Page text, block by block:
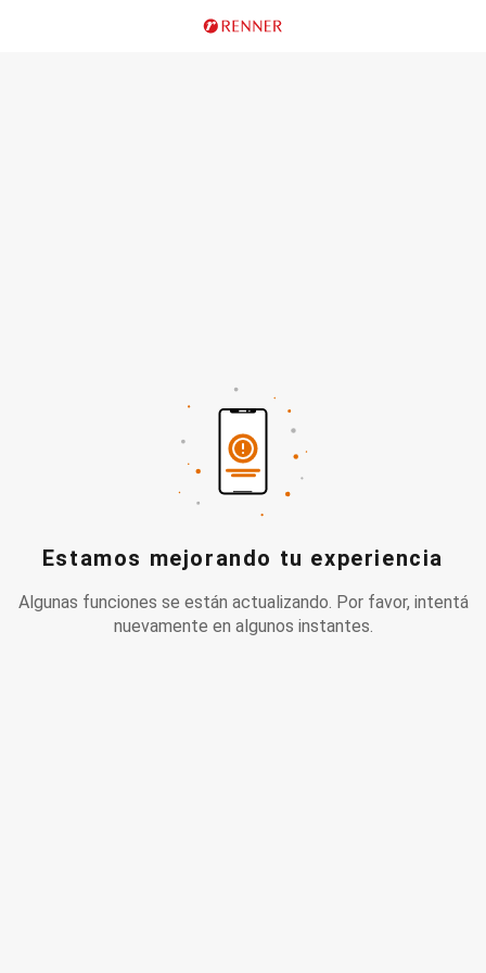
Estamos mejorando tu experiencia
Algunas funciones se están actualizando. Por favor, intentá
nuevamente en algunos instantes.